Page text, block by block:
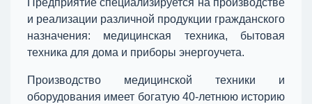
Предприятие специализируется на производстве
и реализации различной продукции гражданского
назначения: медицинская техника, бытовая
техника для дома и приборы энергоучета.
Производство медицинской техники и
оборудования имеет богатую 40-летнюю историю